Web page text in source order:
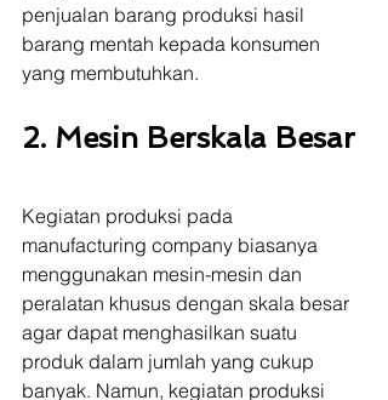
penjualan barang produksi hasil
barang mentah kepada konsumen
yang membutuhkan.
2. Mesin Berskala Besar
Kegiatan produksi pada
manufacturing company biasanya
menggunakan mesin-mesin dan
peralatan khusus dengan skala besar
agar dapat menghasilkan suatu
produk dalam jumlah yang cukup
banyak. Namun, kegiatan produksi